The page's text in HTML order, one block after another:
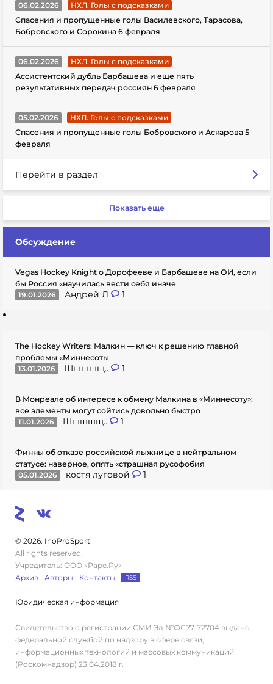
06.02.2026
НХЛ. Голы с подсказками
Спасения и пропущенные голы Василевского, Тарасова,
Бобровского и Сорокина 6 февраля
06.02.2026
НХЛ. Голы с подсказками
Ассистентский дубль Барбашева и еще пять
результативных передач россиян 6 февраля
05.02.2026
НХЛ. Голы с подсказками
Спасения и пропущенные голы Бобровского и Аскарова 5
февраля
Перейти в раздел
Показать еще
Обсуждение
Vegas Hockey Knight о Дорофееве и Барбашеве на ОИ, если
бы Россия «научилась вести себя иначе
19.01.2026
Андрей Л 1
The Hockey Writers: Малкин — ключ к решению главной
проблемы «Миннесоты
13.01.2026
Шшшшщ.. 1
В Монреале об интересе к обмену Малкина в «Миннесоту»:
все элементы могут сойтись довольно быстро
11.01.2026
Шшшшщ.. 1
Финны об отказе российской лыжнице в нейтральном
статусе: наверное, опять «страшная русофобия
05.01.2026
костя луговой 1
© 2026. InoProSport
All rights reserved.
Учредитель: ООО «Раре.Ру»
Архив
Авторы Контакты RSS
Юридическая информация
Свидетельство о регистрации СМИ Эл №ФС77-72704 выдано
федеральной службой по надзору в сфере связи,
информационных технологий и массовых коммуникаций
(Роскомнадзор) 23.04.2018 г.